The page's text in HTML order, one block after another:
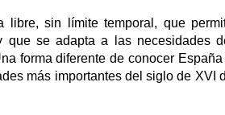
libre, sin límite temporal, que
que se adapta a las necesidades
forma diferente de conocer
más importantes del siglo de XVI